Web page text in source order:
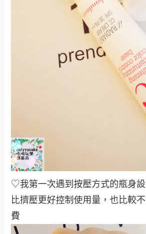
♡我第一次遇到按壓方式的瓶身
比擠壓更好控制使用量，也比較
費